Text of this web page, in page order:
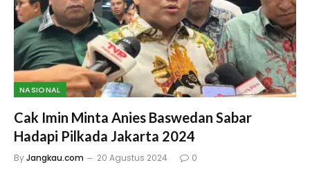
NASIONAL
Cak Imin Minta Anies Baswedan Sabar
Hadapi Pilkada Jakarta 2024
ByJangkau.com 20 Agustus 2024 0